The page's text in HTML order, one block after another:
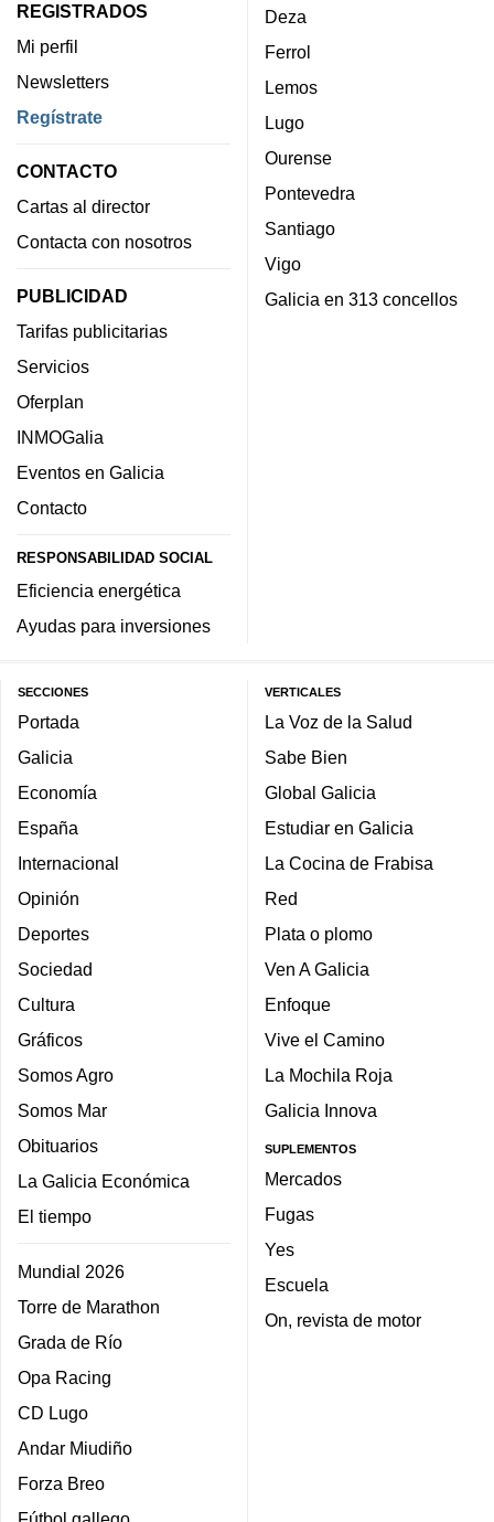
REGISTRADOS
Mi perfil
Newsletters
Regístrate
CONTACTO
Cartas al director
Contacta con nosotros
PUBLICIDAD
Tarifas publicitarias
Servicios
Oferplan
INMOGalia
Eventos en Galicia
Contacto
RESPONSABILIDAD SOCIAL
Eficiencia energética
Ayudas para inversiones
Deza
Ferrol
Lemos
Lugo
Ourense
Pontevedra
Santiago
Vigo
Galicia en 313 concellos
SECCIONES
Portada
Galicia
Economía
España
Internacional
Opinión
Deportes
Sociedad
Cultura
Gráficos
Somos Agro
Somos Mar
Obituarios
La Galicia Económica
El tiempo
Mundial 2026
Torre de Marathon
Grada de Río
Opa Racing
CD Lugo
Andar Miudiño
Forza Breo
VERTICALES
La Voz de la Salud
Sabe Bien
Global Galicia
Estudiar en Galicia
La Cocina de Frabisa
Red
Plata o plomo
Ven A Galicia
Enfoque
Vive el Camino
La Mochila Roja
Galicia Innova
SUPLEMENTOS
Mercados
Fugas
Yes
Escuela
On, revista de motor